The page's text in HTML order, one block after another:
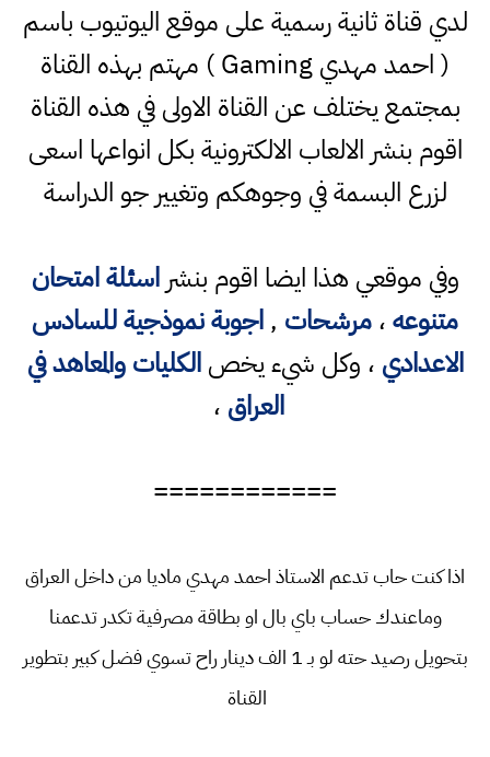
لدي قناة ثانية رسمية على موقع اليوتيوب باسم
( احمد مهدي Gaming ) مهتم بهذه القناة
بمجتمع يختلف عن القناة الاولى في هذه القناة
اقوم بنشر الالعاب الالكترونية بكل انواعها اسعى
لزرع البسمة في وجوهكم وتغيير جو الدراسة
وفي موقعي هذا ايضا اقوم بنشراسئلة امتحان
متنوعه،مرشحات ,اجوبة نموذجية للسادس
الاعدادي ، وكل شيء يخصالكليات والمعاهد في
العراق ،
============
اذا كنت حاب تدعم الاستاذ احمد مهدي ماديا من داخل العراق
وماعندك حساب باي بال او بطاقة مصرفية تكدر تدعمنا
بتحويل رصيد حته لو بـ 1 الف دينار راح تسوي فضل كبير بتطوير
القناة